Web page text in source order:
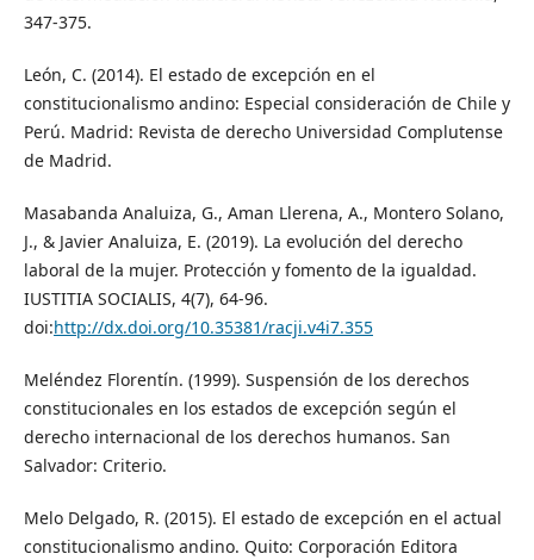
347-375.
León, C. (2014). El estado de excepción en el
constitucionalismo andino: Especial consideración de Chile y
Perú. Madrid: Revista de derecho Universidad Complutense
de Madrid.
Masabanda Analuiza, G., Aman Llerena, A., Montero Solano,
J., & Javier Analuiza, E. (2019). La evolución del derecho
laboral de la mujer. Protección y fomento de la igualdad.
IUSTITIA SOCIALIS, 4(7), 64-96.
doi:http://dx.doi.org/10.35381/racji.v4i7.355
Meléndez Florentín. (1999). Suspensión de los derechos
constitucionales en los estados de excepción según el
derecho internacional de los derechos humanos. San
Salvador: Criterio.
Melo Delgado, R. (2015). El estado de excepción en el actual
constitucionalismo andino. Quito: Corporación Editora